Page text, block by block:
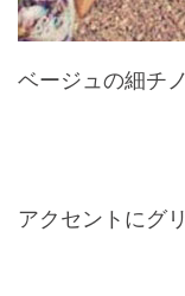
ベージュの細チ
アクセントにグ